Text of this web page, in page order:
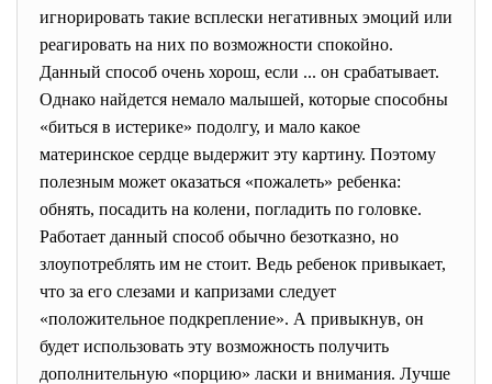
игнорировать такие всплески негативных эмоций или
реагировать на них по возможности спокойно.
Данный способ очень хорош, если ... он срабатывает.
Однако найдется немало малышей, которые способны
«биться в истерике» подолгу, и мало какое
материнское сердце выдержит эту картину. Поэтому
полезным может оказаться «пожалеть» ребенка:
обнять, посадить на колени, погладить по головке.
Работает данный способ обычно безотказно, но
злоупотреблять им не стоит. Ведь ребенок привыкает,
что за его слезами и капризами следует
«положительное подкрепление». А привыкнув, он
будет использовать эту возможность получить
дополнительную «порцию» ласки и внимания. Лучше